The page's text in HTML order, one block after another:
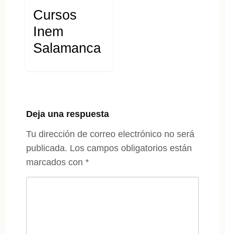
Cursos
Inem
Salamanca
Deja una respuesta
Tu dirección de correo electrónico no será
publicada. Los campos obligatorios están
marcados con *